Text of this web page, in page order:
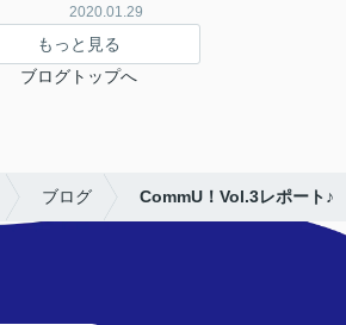
2020.01.29
もっと見る
ブログトップへ
ブログ CommU！Vol.3レポート♪